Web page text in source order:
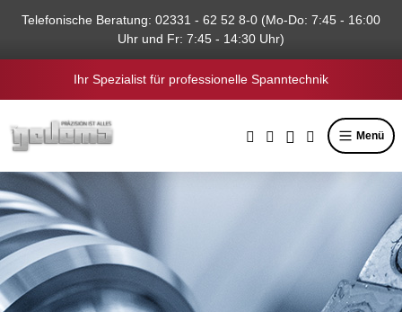
springen
Telefonische Beratung: 02331 - 62 52 8-0 (Mo-Do: 7:45 - 16:00
Uhr und Fr: 7:45 - 14:30 Uhr)
Ihr Spezialist für professionelle Spanntechnik
Menü